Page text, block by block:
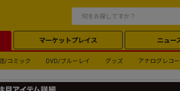
マーケットプレイス ニュー
/コミック DVD/ブルーレイ グッズ アナログレコ